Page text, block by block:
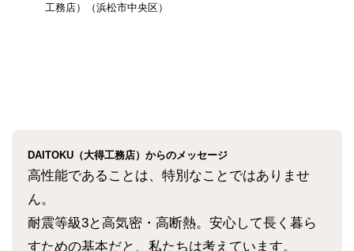
工務店）（浜松市中央区）
DAITOKU（大得工務店）からのメッセージ
高性能であることは、特別なことではありませ
ん。
耐震等級3と高気密・高断熱。安心して長く暮ら
すための基本だと、私たちは考えています。